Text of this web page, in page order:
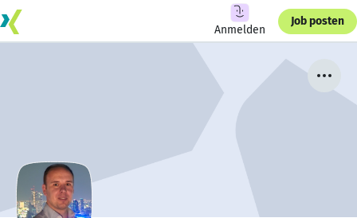
Anmelden
Job posten